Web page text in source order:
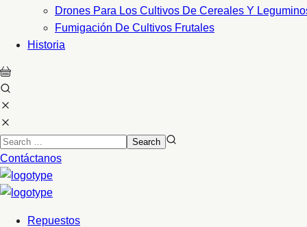
Drones Para Los Cultivos De Cereales Y
Fumigación De Cultivos Frutales
Historia
Contáctanos
Repuestos